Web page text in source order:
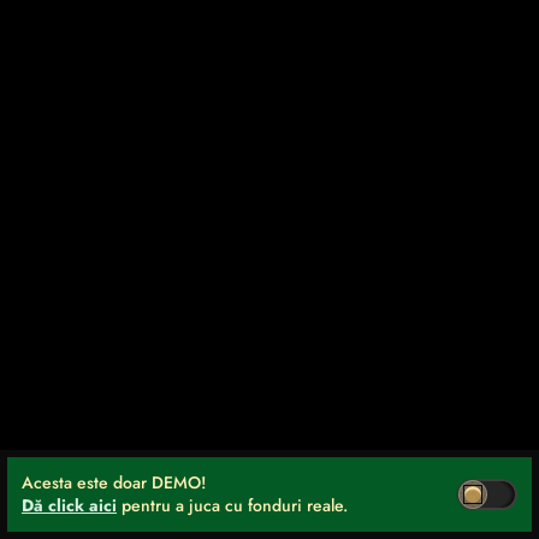
Acesta este doar DEMO!
Dă click aici pentru a juca cu fonduri reale.